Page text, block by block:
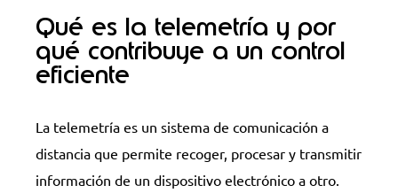
Qué es la telemetría y por
qué contribuye a un control
eficiente
La telemetría es un sistema de comunicación a
distancia que permite recoger, procesar y transmitir
información de un dispositivo electrónico a otro.